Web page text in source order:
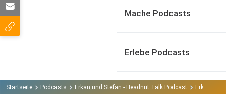
Mache Podcasts
Erlebe Podcasts
Startseite Podcasts Erkan und Stefan - Headnut Talk Podcast Erkan &